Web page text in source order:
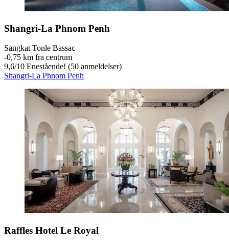
Shangri-La Phnom Penh
Sangkat Tonle Bassac
‐0,75 km fra centrum
9,6/10 Enestående! (50 anmeldelser)
Shangri-La Phnom Penh
Raffles Hotel Le Royal